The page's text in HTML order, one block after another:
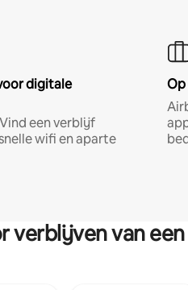
digitale
een verblijf
wifi en aparte
verblijven van